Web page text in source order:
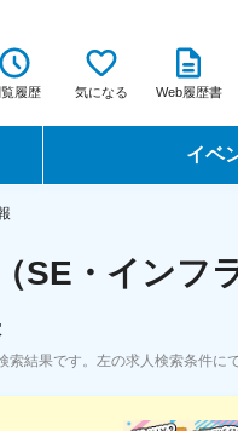
履歴 気になる Web履歴書
イベ
転職フェア
SE・インフ
結果です。左の求人検索条件に